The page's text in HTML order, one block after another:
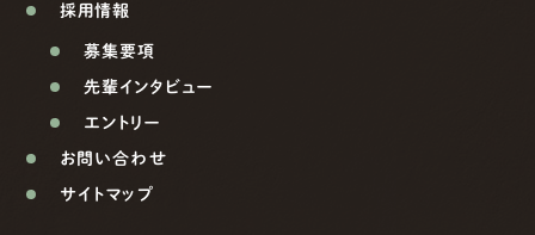
採用情報
募集要項
先輩インタビュー
エントリー
お問い合わせ
サイトマップ